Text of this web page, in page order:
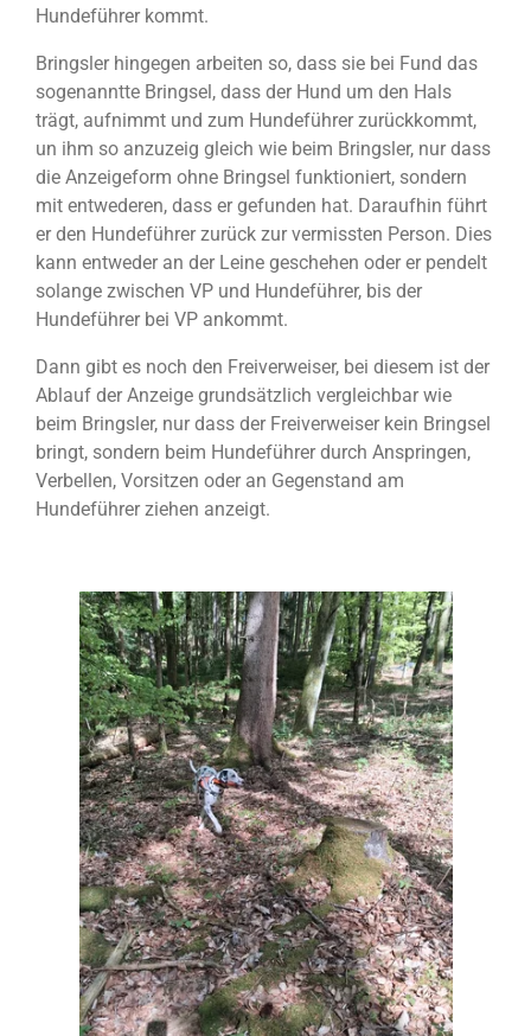
Hundeführer kommt.
Bringsler hingegen arbeiten so, dass sie bei Fund das
sogenanntte Bringsel, dass der Hund um den Hals
trägt, aufnimmt und zum Hundeführer zurückkommt,
un ihm so anzuzeig gleich wie beim Bringsler, nur dass
die Anzeigeform ohne Bringsel funktioniert, sondern
mit entwederen, dass er gefunden hat. Daraufhin führt
er den Hundeführer zurück zur vermissten Person. Dies
kann entweder an der Leine geschehen oder er pendelt
solange zwischen VP und Hundeführer, bis der
Hundeführer bei VP ankommt.
Dann gibt es noch den Freiverweiser, bei diesem ist der
Ablauf der Anzeige grundsätzlich vergleichbar wie
beim Bringsler, nur dass der Freiverweiser kein Bringsel
bringt, sondern beim Hundeführer durch Anspringen,
Verbellen, Vorsitzen oder an Gegenstand am
Hundeführer ziehen anzeigt.